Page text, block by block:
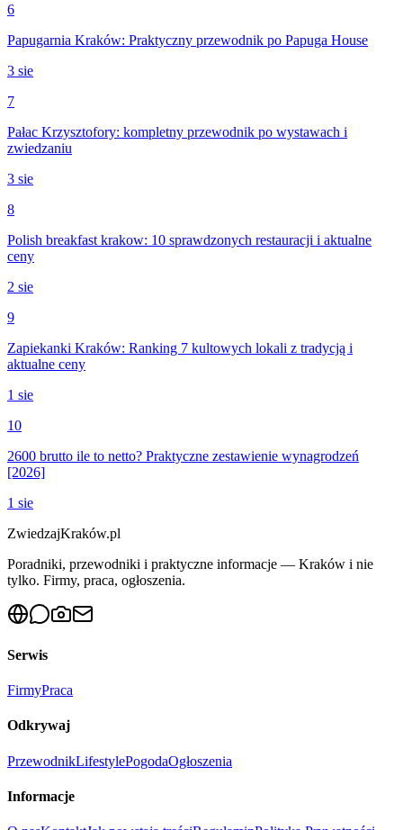
6
Papugarnia Kraków: Praktyczny przewodnik po Papuga House
3 sie
7
Pałac Krzysztofory: kompletny przewodnik po wystawach i
zwiedzaniu
3 sie
8
Polish breakfast krakow: 10 sprawdzonych restauracji i aktualne
ceny
2 sie
9
Zapiekanki Kraków: Ranking 7 kultowych lokali z tradycją i
aktualne ceny
1 sie
10
2600 brutto ile to netto? Praktyczne zestawienie wynagrodzeń
[2026]
1 sie
ZwiedzajKraków.pl
Poradniki, przewodniki i praktyczne informacje — Kraków i nie
tylko. Firmy, praca, ogłoszenia.
Serwis
FirmyPraca
Odkrywaj
PrzewodnikLifestylePogodaOgłoszenia
Informacje